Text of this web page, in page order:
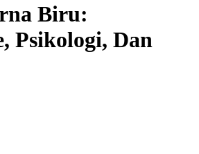
Biru:
Psikologi, Dan